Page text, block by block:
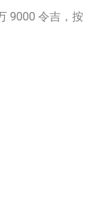
9000 令吉，按